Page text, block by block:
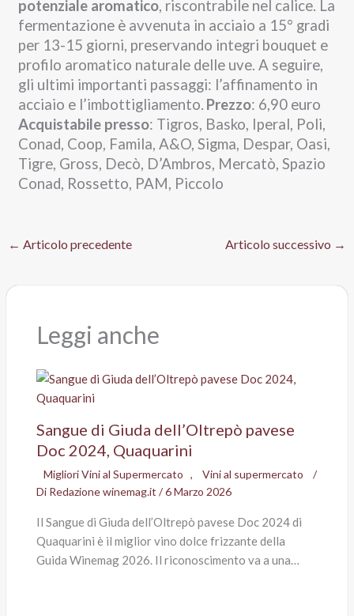
potenziale aromatico, riscontrabile nel calice. La
fermentazione è avvenuta in acciaio a 15° gradi
per 13-15 giorni, preservando integri bouquet e
profilo aromatico naturale delle uve. A seguire,
gli ultimi importanti passaggi: l’affinamento in
acciaio e l’imbottigliamento. Prezzo: 6,90 euro
Acquistabile presso: Tigros, Basko, Iperal, Poli,
Conad, Coop, Famila, A&O, Sigma, Despar, Oasi,
Tigre, Gross, Decò, D’Ambros, Mercatò, Spazio
Conad, Rossetto, PAM, Piccolo
← Articolo precedente Articolo successivo →
Leggi anche
Sangue di Giuda dell’Oltrepò pavese
Doc 2024, Quaquarini
Migliori Vini al Supermercato , Vini al supermercato
/
Di Redazione winemag.it /6 Marzo 2026
Il Sangue di Giuda dell’Oltrepò pavese Doc 2024 di
Quaquarini è il miglior vino dolce frizzante della
Guida Winemag 2026. Il riconoscimento va a una…